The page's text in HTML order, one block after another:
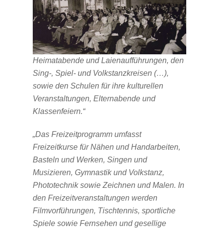
Heimatabende und Laienaufführungen, den
Sing-, Spiel- und Volkstanzkreisen (…),
sowie den Schulen für ihre kulturellen
Veranstaltungen, Elternabende und
Klassenfeiern.“
„Das Freizeitprogramm umfasst
Freizeitkurse für Nähen und Handarbeiten,
Basteln und Werken, Singen und
Musizieren, Gymnastik und Volkstanz,
Phototechnik sowie Zeichnen und Malen. In
den Freizeitveranstaltungen werden
Filmvorführungen, Tischtennis, sportliche
Spiele sowie Fernsehen und gesellige